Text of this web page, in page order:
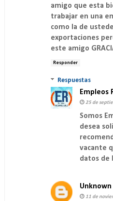
amigo que esta
trabajar en una
como la de
exportaciones
este amigo
Responder
Respuestas
Empleos
25 de
Somos
desea
vacante
datos de
Unknown
11 de